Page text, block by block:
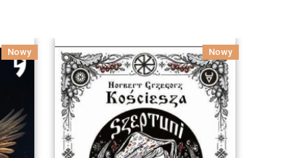
Nowy Nowy